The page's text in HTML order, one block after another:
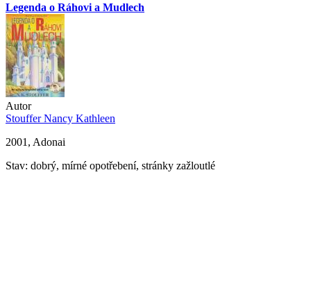
Legenda o Ráhovi a Mudlech
Autor
Stouffer Nancy Kathleen
2001, Adonai
Stav: dobrý, mírné opotřebení, stránky zažloutlé